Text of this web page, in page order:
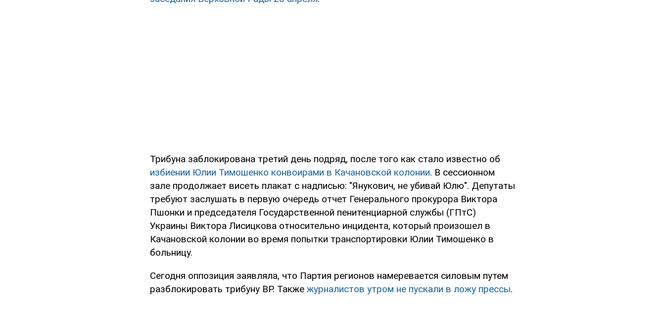
Трибуна заблокирована третий день подряд, после того как стало известно об
избиении Юлии Тимошенко конвоирами в Качановской колонии. В сессионном
зале продолжает висеть плакат с надписью: "Янукович, не убивай Юлю". Депутаты
требуют заслушать в первую очередь отчет Генерального прокурора Виктора
Пшонки и председателя Государственной пенитенциарной службы (ГПтС)
Украины Виктора Лисицкова относительно инцидента, который произошел в
Качановской колонии во время попытки транспортировки Юлии Тимошенко в
больницу.
Сегодня оппозиция заявляла, что Партия регионов намеревается силовым путем
разблокировать трибуну ВР. Также журналистов утром не пускали в ложу прессы.